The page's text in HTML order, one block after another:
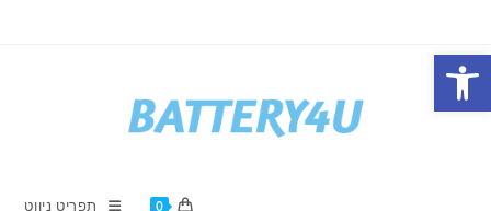
פתח סרגל נגישות
content
0 תפריט ניווט